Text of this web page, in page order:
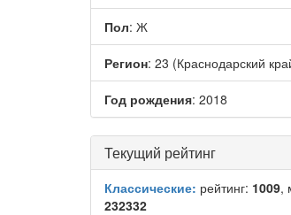
Пол: Ж
Регион: 23 (Краснодарский
Год рождения: 2018
Текущий рейтинг
Классические: рейтинг: 1009,
232332